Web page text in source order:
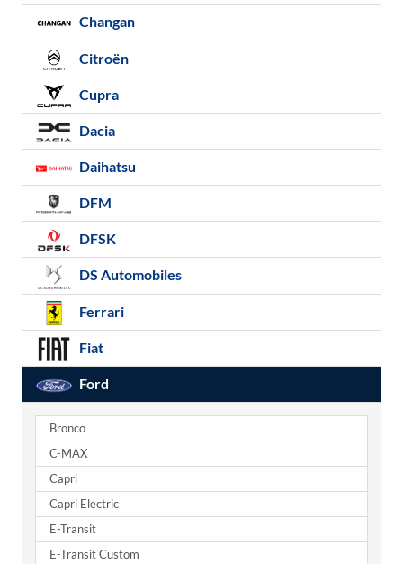
Changan
Citroën
Cupra
Dacia
Daihatsu
DFM
DFSK
DS Automobiles
Ferrari
Fiat
Ford
Bronco
C-MAX
Capri
Capri Electric
E-Transit
E-Transit Custom